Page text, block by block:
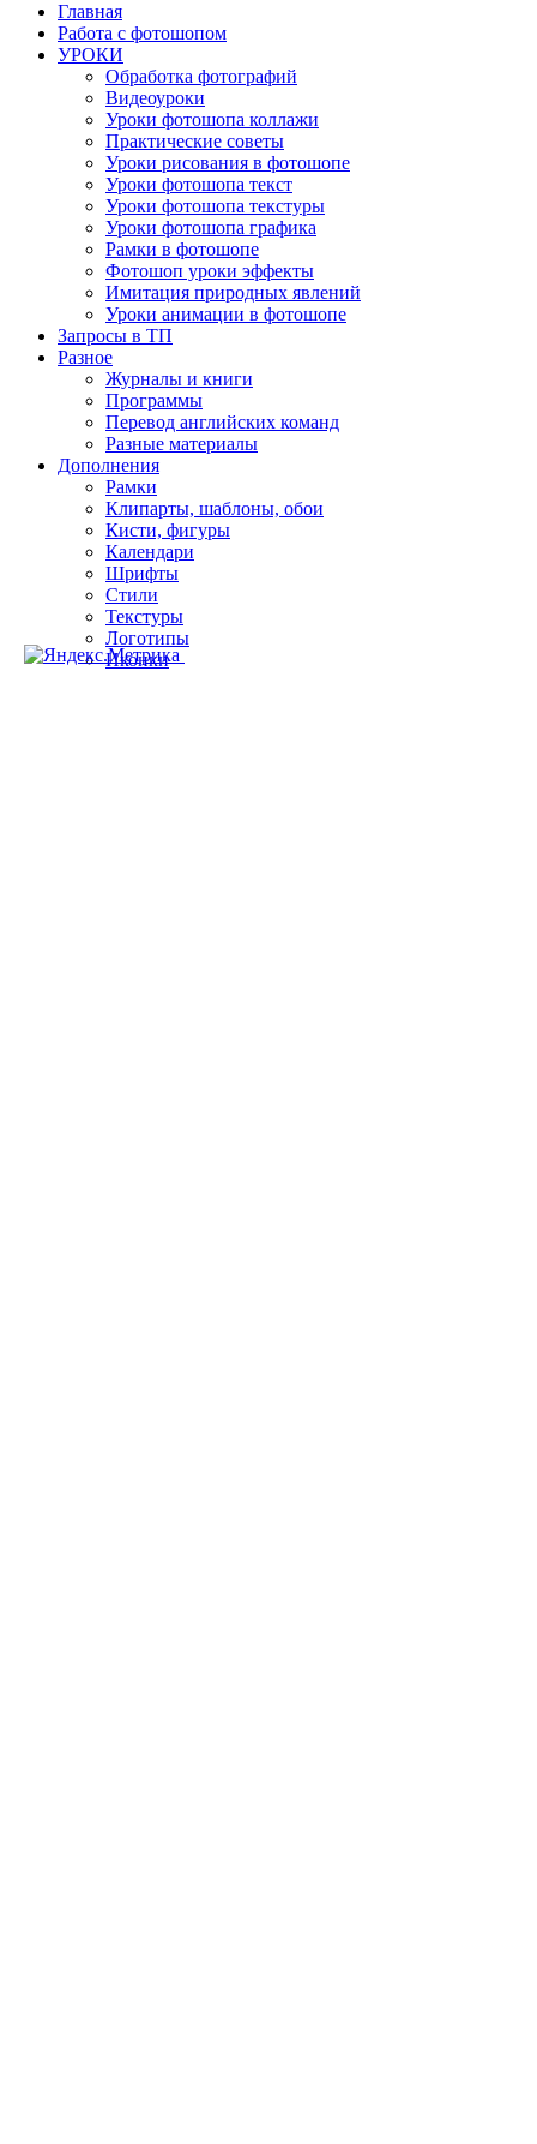
Главная
Работа с фотошопом
УРОКИ
Обработка фотографий
Видеоуроки
Уроки фотошопа коллажи
Практические советы
Уроки рисования в фотошопе
Уроки фотошопа текст
Уроки фотошопа текстуры
Уроки фотошопа графика
Рамки в фотошопе
Фотошоп уроки эффекты
Имитация природных явлений
Уроки анимации в фотошопе
Запросы в ТП
Разное
Журналы и книги
Программы
Перевод английских команд
Разные материалы
Дополнения
Рамки
Клипарты, шаблоны, обои
Кисти, фигуры
Календари
Шрифты
Стили
Текстуры
Логотипы
Иконки